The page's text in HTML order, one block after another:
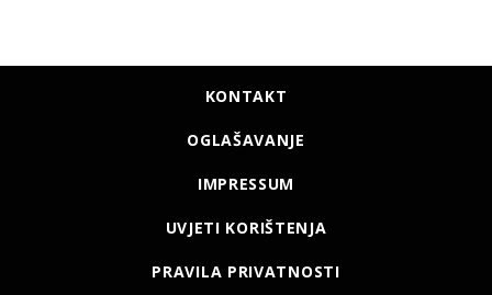
KONTAKT
OGLAŠAVANJE
IMPRESSUM
UVJETI KORIŠTENJA
PRAVILA PRIVATNOSTI